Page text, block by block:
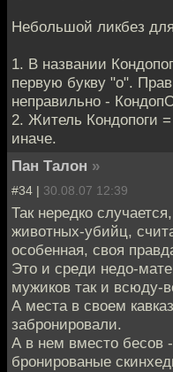
Небольшой ликбез
1. В названии
первую букву "о".
неправильно -
2. Житель Кондопоги
иначе.
Пан Талон »
#34 | 30.08.07 12:39
Так нередко
животных-убийц,
особенная, своя
Это и среди недо-
мужиков так и всюду-
А места в своем
забронировали.
А в нем вместо бесов
бронированые